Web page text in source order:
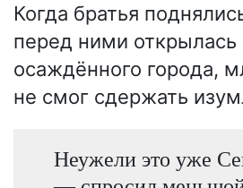
Когда братья
перед ними открылась
осаждённого города,
не смог сдержать
Неужели это уже